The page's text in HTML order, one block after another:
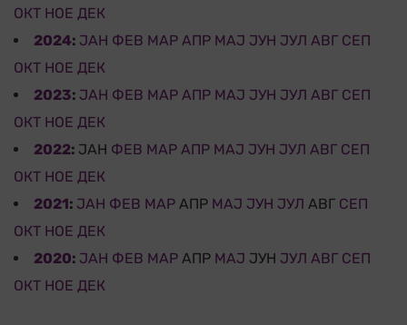
ОКТ НОЕ ДЕК
2024: ЈАН ФЕВ МАР АПР МАЈ ЈУН ЈУЛ АВГ СЕП
ОКТ НОЕ ДЕК
2023: ЈАН ФЕВ МАР АПР МАЈ ЈУН ЈУЛ АВГ СЕП
ОКТ НОЕ ДЕК
2022: ЈАН ФЕВ МАР АПР МАЈ ЈУН ЈУЛ АВГ СЕП
ОКТ НОЕ ДЕК
2021: ЈАН ФЕВ МАР АПР МАЈ ЈУН ЈУЛ АВГ СЕП
ОКТ НОЕ ДЕК
2020: ЈАН ФЕВ МАР АПР МАЈ ЈУН ЈУЛ АВГ СЕП
ОКТ НОЕ ДЕК